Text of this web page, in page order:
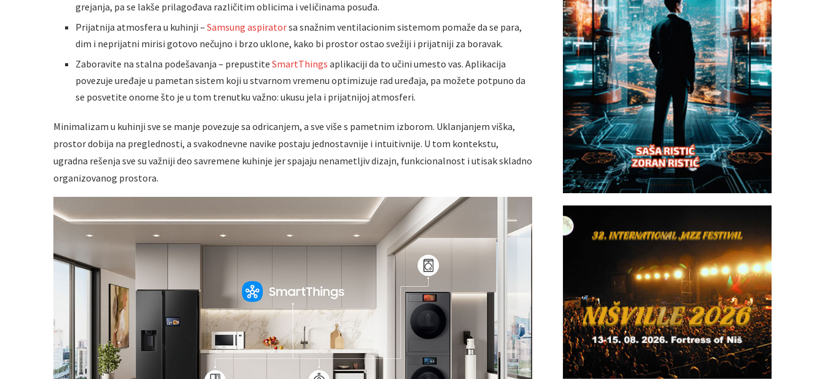
grejanja, pa se lakše prilagođava različitim oblicima i veličinama posuđa.
Prijatnija atmosfera u kuhinji – Samsung aspiratorsa snažnim ventilacionim sistemom pomaže da se para,
dim i neprijatni mirisi gotovo nečujno i brzo uklone, kako bi prostor ostao svežiji i prijatniji za boravak.
Zaboravite na stalna podešavanja – prepustite SmartThings aplikaciji da to učini umesto vas. Aplikacija
povezuje uređaje u pametan sistem koji u stvarnom vremenu optimizuje rad uređaja, pa možete potpuno da
se posvetite onome što je u tom trenutku važno: ukusu jela i prijatnijoj atmosferi.
Minimalizam u kuhinji sve se manje povezuje sa odricanjem, a sve više s pametnim izborom. Uklanjanjem viška,
prostor dobija na preglednosti, a svakodnevne navike postaju jednostavnije i intuitivnije. U tom kontekstu,
ugradna rešenja sve su važniji deo savremene kuhinje jer spajaju nenametljiv dizajn, funkcionalnost i utisak skladno
organizovanog prostora.